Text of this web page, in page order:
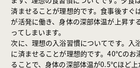
済ませることが理想的です。食事後すぐ
が活発に働き、身体の深部体温が上昇す
ってしまいます。
次に、理想の入浴習慣についてです。入
に済ませることが理想的です。40℃のお
ることで、身体の深部体温が0.5℃ほど